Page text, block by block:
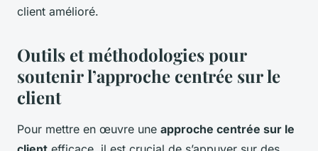
client amélioré.
Outils et méthodologies pour
soutenir l’approche centrée sur le
client
Pour mettre en œuvre une approche centrée sur le